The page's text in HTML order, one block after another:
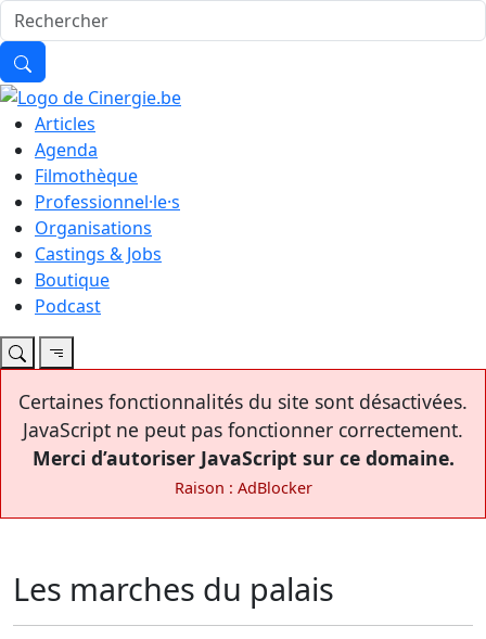
Articles
Agenda
Filmothèque
Professionnel·le·s
Organisations
Castings & Jobs
Boutique
Podcast
Certaines fonctionnalités du site sont désactivées.
JavaScript ne peut pas fonctionner correctement.
Merci d’autoriser JavaScript sur ce domaine.
Raison : AdBlocker
Les marches du palais